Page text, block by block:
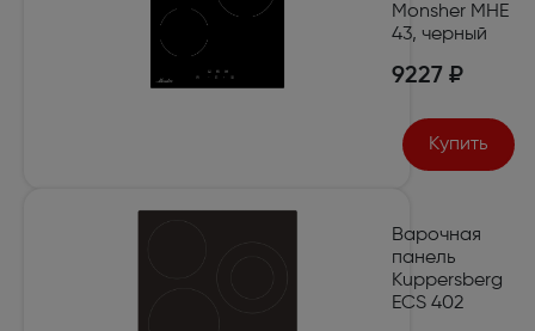
Monsher MHE
43, черный
9227 ₽
Купить
Варочная
панель
Kuppersberg
ECS 402